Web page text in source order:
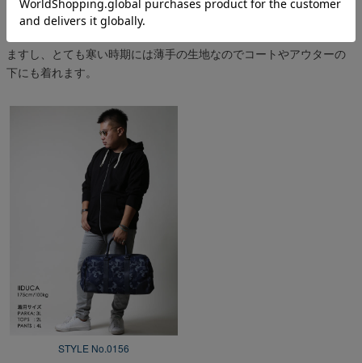
シンプルで定番の形なのでいろんなコーディネートにご利用いただ
ますし、とても寒い時期には薄手の生地なのでコートやアウターの
下にも着れます。
STYLE No.0156